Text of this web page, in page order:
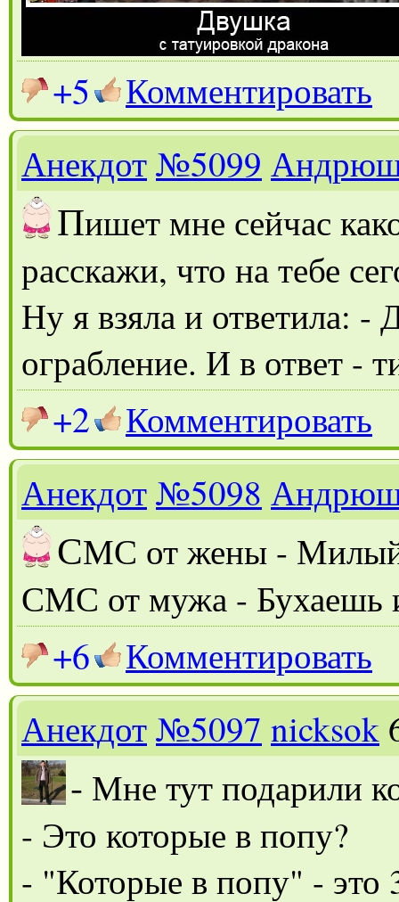
+5
Комментировать
Анекдот№5099
Пишет мне сейчас
расскажи, что на тебе
Ну я взяла и ответила: -
ограбление. И в ответ -
+2
Комментировать
Анекдот№5098
СМС от жены -
СМС от мужа - Бухаешь
+6
Комментировать
Анекдот№5097 nicksok
- Мне тут подарили
- Это которые в попу?
- "Которые в попу" - это